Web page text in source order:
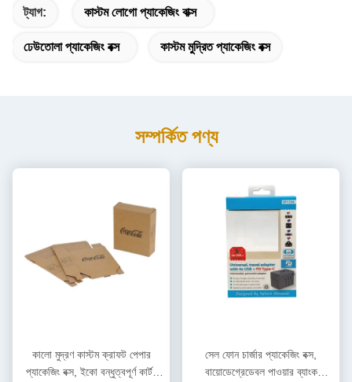
ট্যাগ: কাস্টম লোগো প্যাকেজিং বাক্স
ঢেউতোলা প্যাকেজিং বক্স কাস্টম মুদ্রিত প্যাকেজিং বক্স
সম্পর্কিত পণ্য
কালো মুদ্রণ কাস্টম ক্রাফট পেপার
প্যাকেজিং বক্স, ইকো বন্ধুত্বপূর্ণ কার্টন
সেল ফোন চার্জার প্যাকেজিং বক্স,
বায়োডেগ্রেডেবল পাওয়ার ব্যাংক